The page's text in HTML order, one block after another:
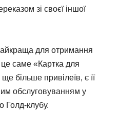
зі своєї іншої
для отримання
саме «Картка для
більше привілеїв, є її
обслуговуванням у
Голд-клубу.